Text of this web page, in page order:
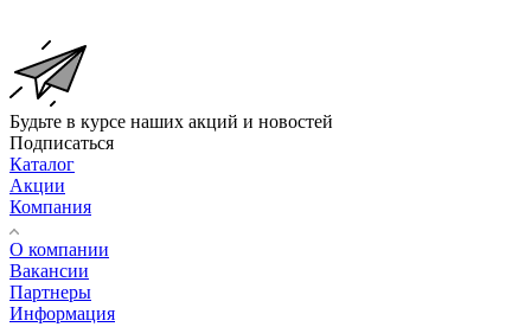
Будьте в курсе наших акций и новостей
Подписаться
Каталог
Акции
Компания
О компании
Вакансии
Партнеры
Информация